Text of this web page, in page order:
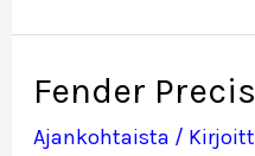
Fender
Ajankohtaista /